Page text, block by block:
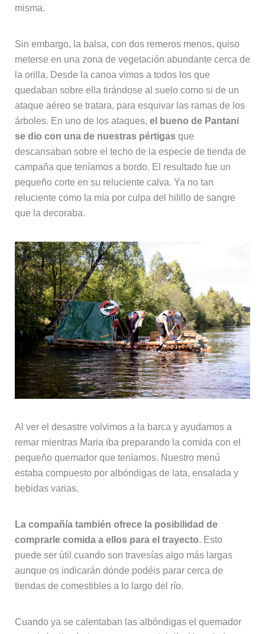
misma.
Sin embargo, la balsa, con dos remeros menos, quiso
meterse en una zona de vegetación abundante cerca de
la orilla. Desde la canoa vimos a todos los que
quedaban sobre ella tirándose al suelo como si de un
ataque aéreo se tratara, para esquivar las ramas de los
árboles. En uno de los ataques, el bueno de Pantani
se dio con una de nuestras pértigasque
descansaban sobre el techo de la especie de tienda de
campaña que teníamos a bordo. El resultado fue un
pequeño corte en su reluciente calva. Ya no tan
reluciente como la mía por culpa del hilillo de sangre
que la decoraba.
Al ver el desastre volvimos a la barca y ayudamos a
remar mientras Maria iba preparando la comida con el
pequeño quemador que teníamos. Nuestro menú
estaba compuesto por albóndigas de lata, ensalada y
bebidas varias.
La compañía también ofrece la posibilidad de
comprarle comida a ellos para el trayecto. Esto
puede ser útil cuando son travesías algo más largas
aunque os indicarán dónde podéis parar cerca de
tiendas de comestibles a lo largo del río.
Cuando ya se calentaban las albóndigas el quemador